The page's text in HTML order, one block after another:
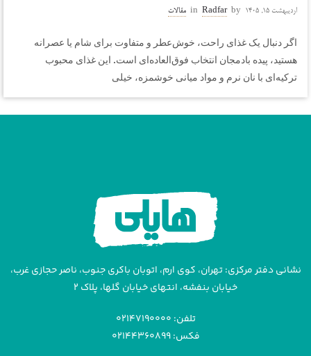
اردیبهشت ۱۵, ۱۴۰۵ by
Radfar
in مقالات
اگر دنبال یک غذای راحت، خوش‌عطر و متفاوت برای شام یا عصرانه
هستید، پیده بادمجان انتخاب فوق‌العاده‌ای است. این غذای محبوب
ترکیه‌ای با نان نرم و مواد میانی خوشمزه، خیلی
نشانی دفتر مرکزی: تهران، کوی ارم، اتوبان باکری جنوب، ناصر حجازی غرب،
خیابان بنفشه، انتهای خیابان گلها، پلاک ۲
تلفن: ۰۲۱۴۷۱۹۰۰۰۰
فکس: ۰۲۱۴۴۳۶۰۸۹۹